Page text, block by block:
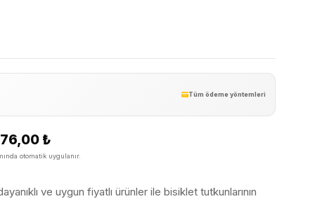
Tüm ödeme yöntemleri
₺
otomatik uygulanır.
ve uygun fiyatlı ürünler ile bisiklet tutkunlarının